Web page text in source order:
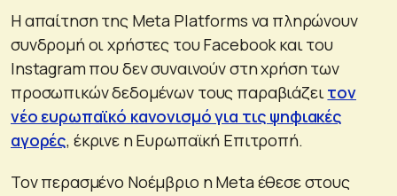
Η απαίτηση της Meta Platforms να πληρώνουν
συνδρομή οι χρήστες του Facebook και του
Instagram που δεν συναινούν στη χρήση των
προσωπικών δεδομένων τους παραβιάζει τον
νέο ευρωπαϊκό κανονισμό για τις ψηφιακές
αγορές, έκρινε η Ευρωπαϊκή Επιτροπή.
Τον περασμένο Νοέμβριο η Meta έθεσε στους